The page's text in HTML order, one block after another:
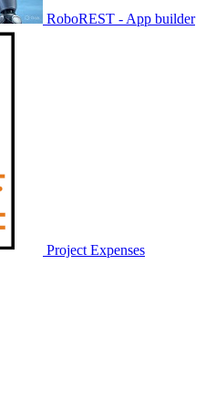
RoboREST - App builder
Project Expenses